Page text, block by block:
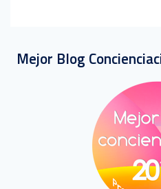
Mejor Blog